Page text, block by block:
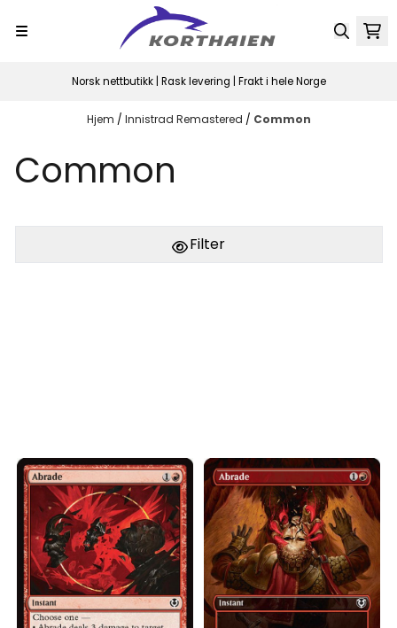
Norsk nettbutikk | Rask levering | Frakt i hele Norge
Hjem / Innistrad Remastered / Common
Common
Filter